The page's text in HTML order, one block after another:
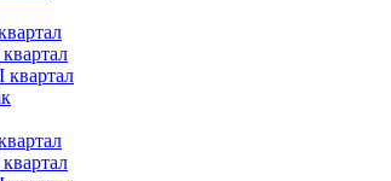
квартал